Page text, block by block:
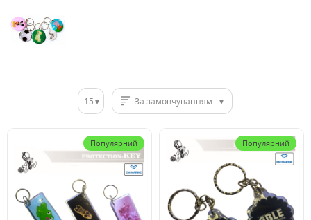
15 За замовчуванням
Популярний Популярний